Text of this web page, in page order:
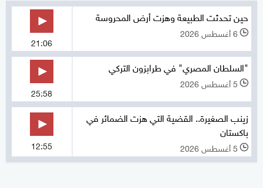
حين تحدثت الطبيعة وهزت أرض المحروسة
l 6 أغسطس 2026
21:06
"السلطان المصري" في طرابزون التركي
l 5 أغسطس 2026
25:58
زينب الصغيرة.. القضية التي هزت الضمائر في
باكستان
l 5 أغسطس 2026 12:55